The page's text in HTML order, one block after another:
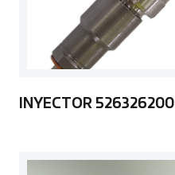
INYECTOR 526326200